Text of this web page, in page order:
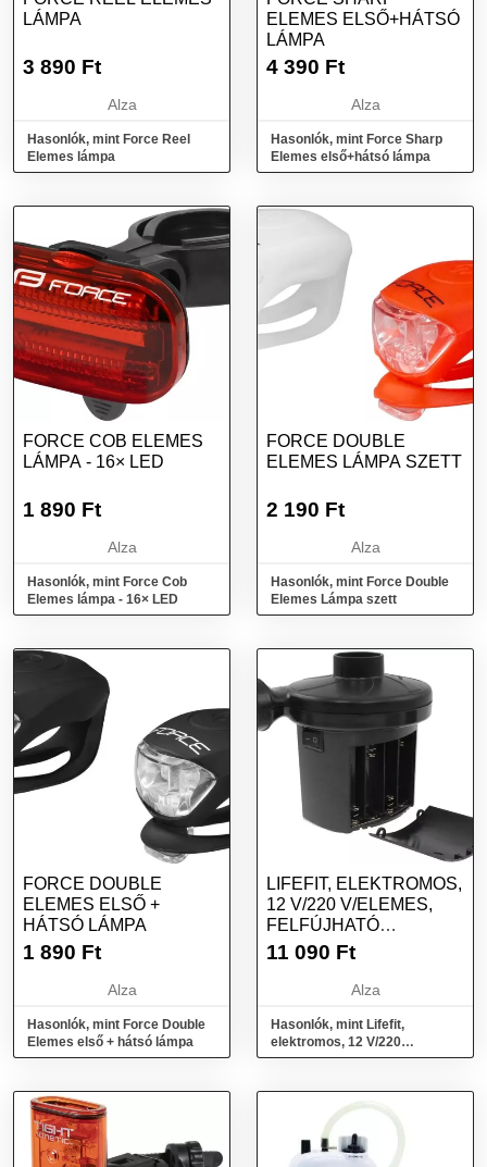
LÁMPA
3 890 Ft
Alza
Hasonlók, mint Force Reel
Elemes lámpa
ELEMES ELSŐ+HÁTSÓ
LÁMPA
4 390 Ft
Alza
Hasonlók, mint Force Sharp
Elemes első+hátsó lámpa
FORCE COB ELEMES
LÁMPA - 16× LED
1 890 Ft
Alza
Hasonlók, mint Force Cob
Elemes lámpa - 16× LED
FORCE DOUBLE
ELEMES LÁMPA SZETT
2 190 Ft
Alza
Hasonlók, mint Force Double
Elemes Lámpa szett
FORCE DOUBLE
ELEMES ELSŐ +
HÁTSÓ LÁMPA
1 890 Ft
Alza
Hasonlók, mint Force Double
Elemes első + hátsó lámpa
LIFEFIT, ELEKTROMOS,
12 V/220 V/ELEMES,
FELFÚJHATÓ
MATRACOKHOZ
11 090 Ft
Alza
Hasonlók, mint Lifefit,
elektromos, 12 V/220
V/elemes, felfújható